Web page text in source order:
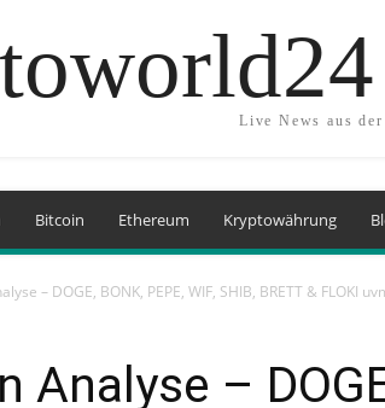
Live News aus
Bitcoin Ethereum Kryptowährung
– DOGE, BONK, PEPE, WIF, SHIB, BRETT & FLOKI
Analyse –